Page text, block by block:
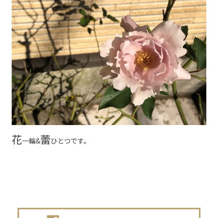
花一輪&蕾ひとつです。